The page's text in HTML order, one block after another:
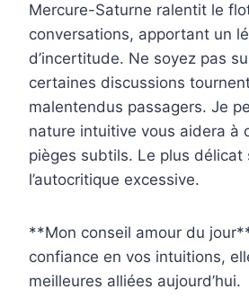
Mercure-Saturne ralentit le
conversations, apportant un
d’incertitude. Ne soyez pas
certaines discussions
malentendus passagers. Je
nature intuitive vous aidera à
pièges subtils. Le plus délicat
l’autocritique excessive.
**Mon conseil amour du
confiance en vos intuitions,
meilleures alliées aujourd’hui.